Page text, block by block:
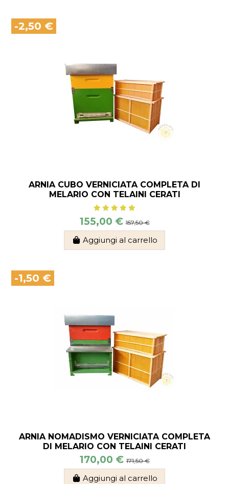
-2,50 €
ARNIA CUBO VERNICIATA COMPLETA DI
MELARIO CON TELAINI CERATI
155,00 €157,50 €
Aggiungi al carrello
-1,50 €
ARNIA NOMADISMO VERNICIATA COMPLETA
DI MELARIO CON TELAINI CERATI
170,00 €171,50 €
Aggiungi al carrello